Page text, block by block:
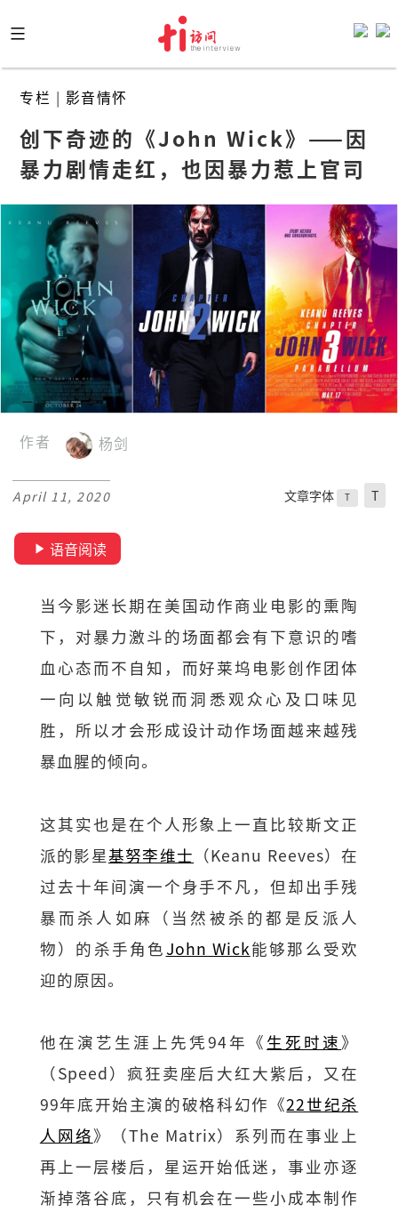
to
content
专栏 | 影音情怀
创下奇迹的《John Wick》——因
暴力剧情走红，也因暴力惹上官司
作者 杨剑
April 11, 2020 文章字体 T T
语音阅读
当今影迷长期在美国动作商业电影的熏陶
下，对暴力激斗的场面都会有下意识的嗜
血心态而不自知，而好莱坞电影创作团体
一向以触觉敏锐而洞悉观众心及口味见
胜，所以才会形成设计动作场面越来越残
暴血腥的倾向。
这其实也是在个人形象上一直比较斯文正
派的影星基努李维士 （Keanu Reeves）在
过去十年间演一个身手不凡，但却出手残
暴而杀人如麻（当然被杀的都是反派人
物）的杀手角色 John Wick能够那么受欢
迎的原因。
他在演艺生涯上先凭94年《 生死时速》
（Speed）疯狂卖座后大红大紫后，又在
99年底开始主演的破格科幻作《22世纪杀
人网络》（The Matrix）系列而在事业上
再上一层楼后，星运开始低迷，事业亦逐
渐掉落谷底，只有机会在一些小成本制作